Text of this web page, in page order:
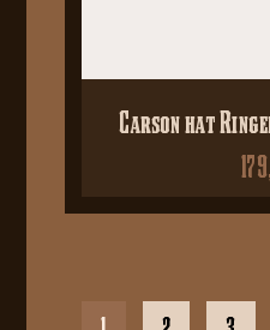
Carson hat